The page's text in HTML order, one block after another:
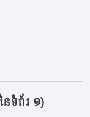
ៃទំព័រ ១)